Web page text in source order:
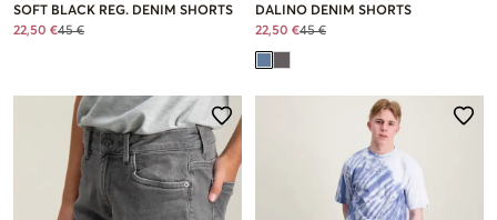
SOFT BLACK REG. DENIM SHORTS
22,50 €45 €
DALINO DENIM SHORTS
22,50 €45 €